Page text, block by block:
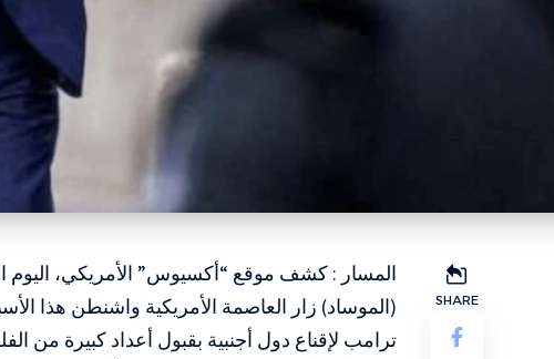
SHARE
المسار : كشف موقع “أكسيوس” الأمريكي، اليوم
(الموساد) زار العاصمة الأمريكية واشنطن هذا
ترامب لإقناع دول أجنبية بقبول أعداد كبيرة من